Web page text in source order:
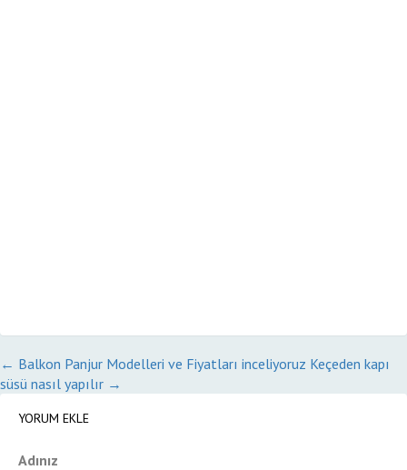
← Balkon Panjur Modelleri ve Fiyatları inceliyoruz Keçeden kapı
süsü nasıl yapılır →
YORUM EKLE
Adınız